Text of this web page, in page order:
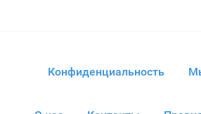
Конфиденциальность